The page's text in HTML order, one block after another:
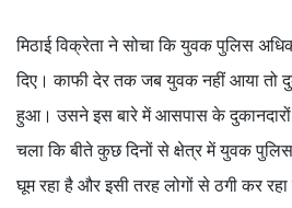
मिठाई विक्रेता ने सोचा कि युवक पुलिस
दिए। काफी देर तक जब युवक नहीं आया तो
हुआ। उसने इस बारे में आसपास के दुकानदारों
चला कि बीते कुछ दिनों से क्षेत्र में युवक पुलिस
घूम रहा है और इसी तरह लोगों से ठगी कर